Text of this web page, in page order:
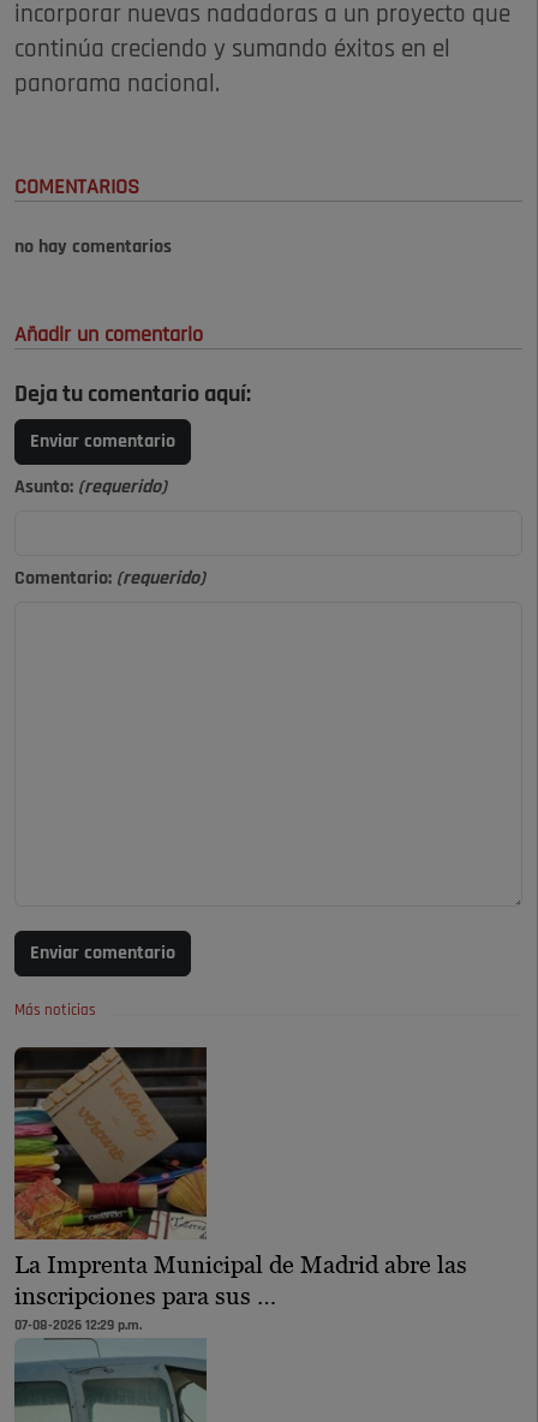
incorporar nuevas nadadoras a un proyecto que
continúa creciendo y sumando éxitos en el
panorama nacional.
COMENTARIOS
no hay comentarios
Añadir un comentario
Deja tu comentario aquí:
Enviar comentario
Asunto: (requerido)
Comentario: (requerido)
Enviar comentario
Más noticias
La Imprenta Municipal de Madrid abre las
inscripciones para sus …
07-08-2026 12:29 p.m.